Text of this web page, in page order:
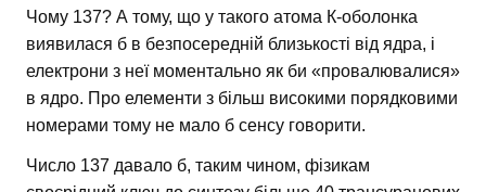
Чому 137? А тому, що у такого атома К-оболонка
виявилася б в безпосередній близькості від ядра, і
електрони з неї моментально як би «провалювалися»
в ядро. Про елементи з більш високими порядковими
номерами тому не мало б сенсу говорити.
Число 137 давало б, таким чином, фізикам